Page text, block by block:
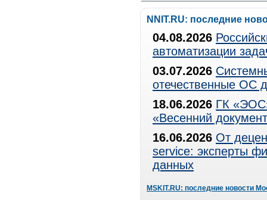
NNIT.RU: последние
04.08.2026
автоматизации
03.07.2026
отечественные ОС
18.06.2026 ГК
«Весенний
16.06.2026 От
service: эксперты
данных
MSKIT.RU: последние новости